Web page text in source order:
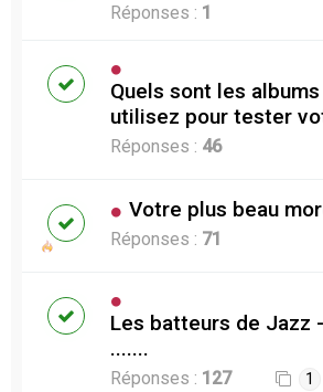
Réponses : 1
Quels sont les
utilisez pour tester
Réponses : 46
Votre plus beau
Réponses : 71
Les batteurs de Jazz
.......
Réponses : 127 1